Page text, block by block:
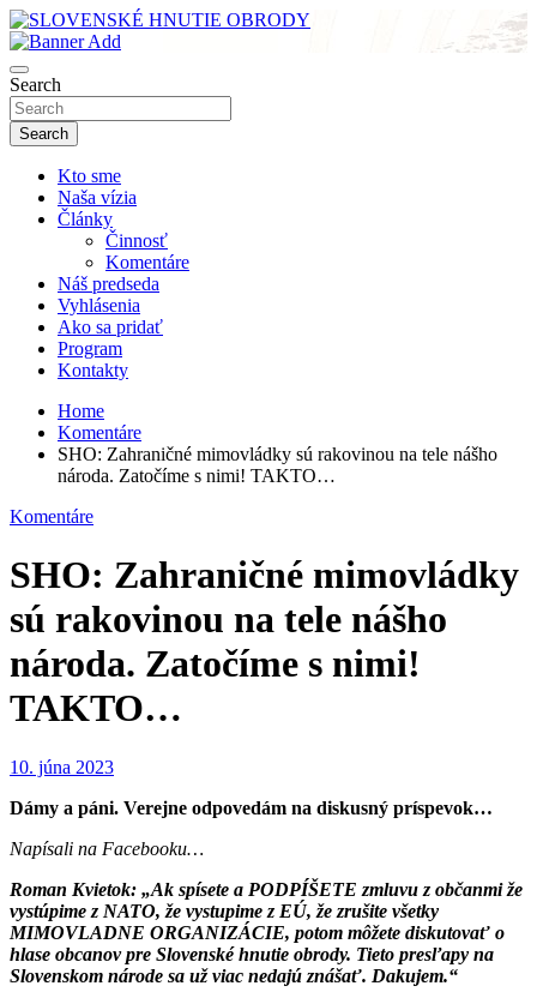
Skip
to
content
SLOVENSKÉ HNUTIE OBRODY
Search
Search
Kto sme
Naša vízia
Články
Činnosť
Komentáre
Náš predseda
Vyhlásenia
Ako sa pridať
Program
Kontakty
Home
Komentáre
SHO: Zahraničné mimovládky sú rakovinou na tele nášho
národa. Zatočíme s nimi! TAKTO…
Komentáre
SHO: Zahraničné mimovládky
sú rakovinou na tele nášho
národa. Zatočíme s nimi!
TAKTO…
10. júna 2023
Dámy a páni. Verejne odpovedám na diskusný príspevok…
Napísali na Facebooku…
Roman Kvietok: „Ak spísete a PODPÍŠETE zmluvu z občanmi že
vystúpime z NATO, že vystupime z EÚ, že zrušite všetky
MIMOVLADNE ORGANIZÁCIE, potom môžete diskutovať o
hlase obcanov pre Slovenské hnutie obrody. Tieto presľapy na
Slovenskom národe sa už viac nedajú znášať. Dakujem.“